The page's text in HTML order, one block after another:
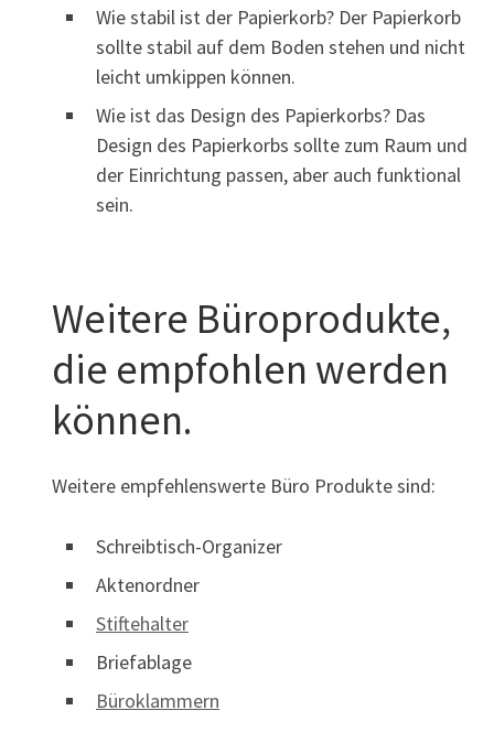
Wie stabil ist der Papierkorb? Der Papierkorb
sollte stabil auf dem Boden stehen und nicht
leicht umkippen können.
Wie ist das Design des Papierkorbs? Das
Design des Papierkorbs sollte zum Raum und
der Einrichtung passen, aber auch funktional
sein.
Weitere Büroprodukte,
die empfohlen werden
können.
Weitere empfehlenswerte Büro Produkte sind:
Schreibtisch-Organizer
Aktenordner
Stiftehalter
Briefablage
Büroklammern